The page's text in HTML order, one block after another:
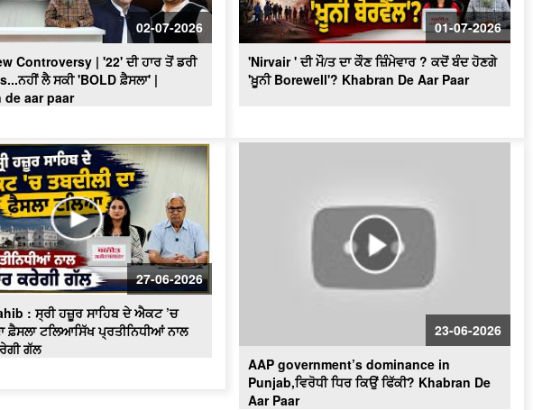
"BJP's masterplan to make inroads in
Punjab!" ਕੀ ਪ੍ਰਧਾਨ ਬਦਲ ਕੇ ਕਾਂਗਰਸ ਦਾ
ਕਲੇਸ਼ ਹੋਵੇਗਾ ਖ਼ਤਮ ?
02-07-2026
Controversy | '22' ਦੀ ਹਾਰ ਤੋਂ ਡਰੀ
ਲੈ ਸਕੀ 'BOLD ਫ਼ੈਸਲਾ' |
de aar paar
01-07-2026
'Nirvair ' ਦੀ ਮੌ/ਤ ਦਾ ਕੌਣ ਜ਼ਿੰਮੇਵਾਰ ? ਕਦੋਂ ਬੰਦ ਹੋਣਗੇ
'ਖ਼ੂਨੀ Borewell'? Khabran De Aar Paar
27-06-2026
: ਸ੍ਰੀ ਹਜ਼ੂਰ ਸਾਹਿਬ ਦੇ ਐਕਟ ’ਚ
ਫ਼ੈਸਲਾ ਟਲਿਆਸਿੱਖ ਪ੍ਰਤੀਨਿਧੀਆਂ ਨਾਲ
ਗੱਲ
23-06-2026
AAP government’s dominance in
Punjab,ਵਿਰੋਧੀ ਧਿਰ ਕਿਉਂ ਫਿੱਕੀ? Khabran De
Aar Paar